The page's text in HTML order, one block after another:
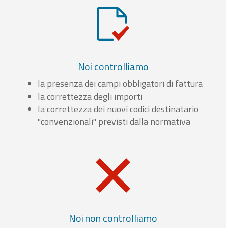
Noi controlliamo
la presenza dei campi obbligatori di fattura
la correttezza degli importi
la correttezza dei nuovi codici destinatario
"convenzionali" previsti dalla normativa
Noi non controlliamo